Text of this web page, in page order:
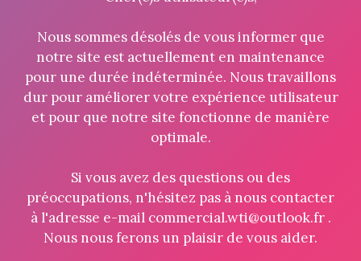
Nous sommes désolés de vous informer que
notre site est actuellement en maintenance
pour une durée indéterminée. Nous travaillons
dur pour améliorer votre expérience utilisateur
et pour que notre site fonctionne de manière
optimale.
Si vous avez des questions ou des
préoccupations, n'hésitez pas à nous contacter
à l'adresse e-mail commercial.wti@outlook.fr .
Nous nous ferons un plaisir de vous aider.